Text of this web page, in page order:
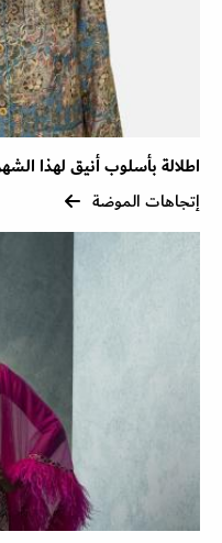
اطلالة بأسلوب أنيق لهذا
إتجاهات الموضة